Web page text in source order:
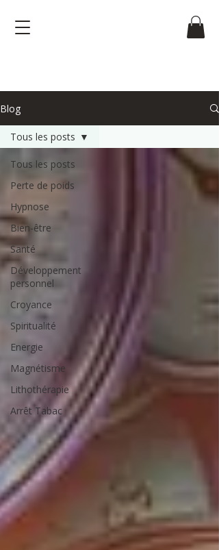
Blog
Tous les posts
Perte de poids
Hypnose
Bien-être
Santé
Développement
personnel
Croyance
Spiritualité
Energie
Magnétisme
Lithothérapie
Arrêt Tabac
Tous les posts